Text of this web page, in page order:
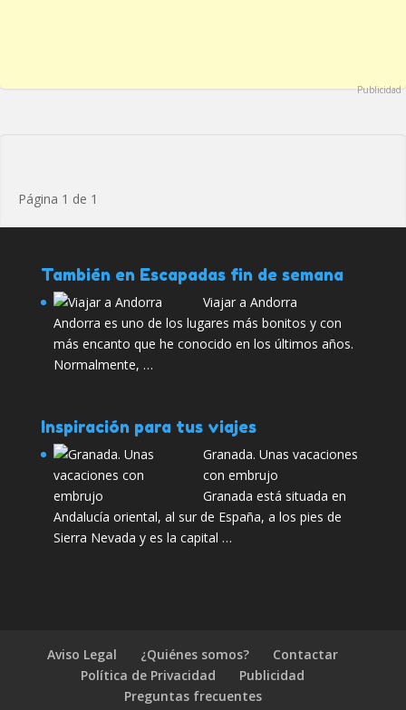
Publicidad
Página 1 de 1
También en Escapadas fin de semana
Viajar a Andorra
Andorra es uno de los lugares más bonitos y con
más encanto que he conocido en los últimos años.
Normalmente, …
Inspiración para tus viajes
Granada. Unas vacaciones
con embrujo
Granada está situada en
Andalucía oriental, al sur de España, a los pies de
Sierra Nevada y es la capital …
Aviso Legal ¿Quiénes somos?
Contactar
Política de Privacidad
Publicidad
Preguntas frecuentes